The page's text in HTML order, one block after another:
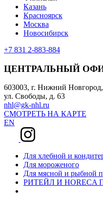
Казань
Красноярск
Москва
Новосибирск
+7 831 2-883-884
ЦЕНТРАЛЬНЫЙ
603003, г. Нижний Новгород,
ул. Свободы, д. 63
nhl@gk-nhl.ru
СМОТРЕТЬ НА КАРТЕ
EN
Для хлебной и
Для мороженого
Для мясной и рыбной
РИТЕЙЛ И HORECA